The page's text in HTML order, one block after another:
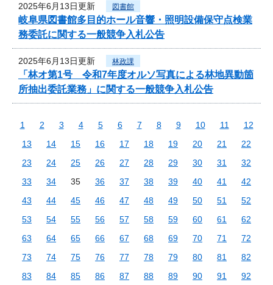
2025年6月13日更新 図書館
岐阜県図書館多目的ホール音響・照明設備保守点検業
務委託に関する一般競争入札公告
2025年6月13日更新 林政課
「林オ第1号 令和7年度オルソ写真による林地異動箇
所抽出委託業務」に関する一般競争入札公告
1 2 3 4 5 6 7 8 9 10 11
12
13
14 15 16 17 18 19 20 21
22
23
24 25 26 27 28 29 30 31
32
33
34 35 36 37 38 39 40 41
42
43
44 45 46 47 48 49 50 51
52
53
54 55 56 57 58 59 60 61
62
63
64 65 66 67 68 69 70 71
72
73
74 75 76 77 78 79 80 81
82
83
84 85 86 87 88 89 90 91
92